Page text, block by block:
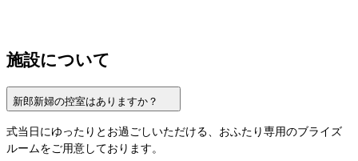
施設について
新郎新婦の控室はありますか？
式当日にゆったりとお過ごしいただける、おふたり専用のブライズ
ルームをご用意しております。